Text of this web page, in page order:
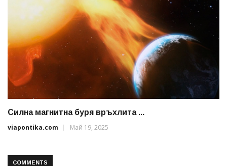
Силна магнитна буря връхлита ...
viapontika.com
Май 19, 2025
COMMENTS